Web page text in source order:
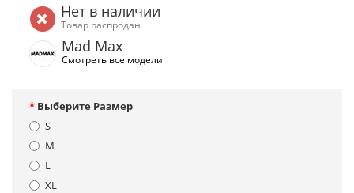
Нет в наличии
Товар распродан
Mad Max
Смотреть все модели
Выберите Размер
S
M
L
XL